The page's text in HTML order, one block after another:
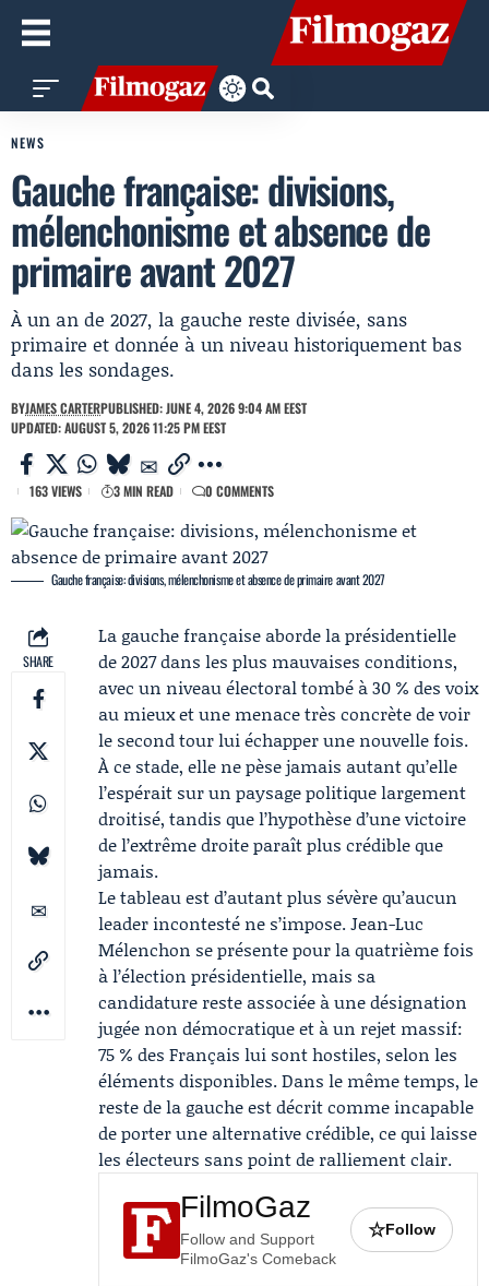
NEWS
Gauche française: divisions,
mélenchonisme et absence de
primaire avant 2027
À un an de 2027, la gauche reste divisée, sans
primaire et donnée à un niveau historiquement bas
dans les sondages.
BYJAMES CARTERPUBLISHED: JUNE 4, 2026 9:04 AM EEST
UPDATED: AUGUST 5, 2026 11:25 PM EEST
163 VIEWS 3 MIN READ 0 COMMENTS
Gauche française: divisions, mélenchonisme et absence de primaire avant 2027
SHARE
La gauche française aborde la présidentielle
de 2027 dans les plus mauvaises conditions,
avec un niveau électoral tombé à 30 % des voix
au mieux et une menace très concrète de voir
le second tour lui échapper une nouvelle fois.
À ce stade, elle ne pèse jamais autant qu’elle
l’espérait sur un paysage politique largement
droitisé, tandis que l’hypothèse d’une victoire
de l’extrême droite paraît plus crédible que
jamais.
Le tableau est d’autant plus sévère qu’aucun
leader incontesté ne s’impose.Jean-Luc
Mélenchon se présente pour la quatrième fois
à l’élection présidentielle, mais sa
candidature reste associée à une désignation
jugée non démocratique et à un rejet massif:
75 % des Français lui sont hostiles, selon les
éléments disponibles. Dans le même temps, le
reste de la gauche est décrit comme incapable
de porter une alternative crédible, ce qui laisse
les électeurs sans point de ralliement clair.
FilmoGaz
Follow and Support
FilmoGaz's Comeback
☆Follow